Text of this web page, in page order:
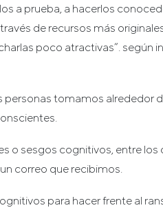
a prueba, a hacerlos
través de recursos más
poco atractivas”. según
personas tomamos alrededor
o sesgos cognitivos, entre los
correo que recibimos.
para hacer frente al